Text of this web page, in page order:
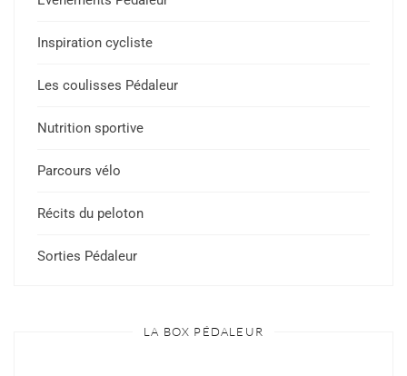
Inspiration cycliste
Les coulisses Pédaleur
Nutrition sportive
Parcours vélo
Récits du peloton
Sorties Pédaleur
LA BOX PÉDALEUR